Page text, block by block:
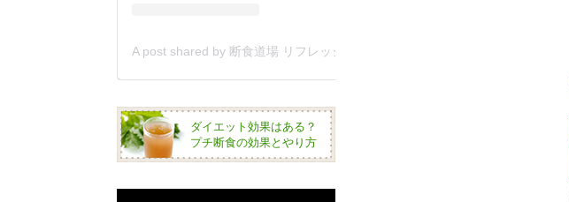
ダイエット効果はある？
プチ断食の効果とやり方